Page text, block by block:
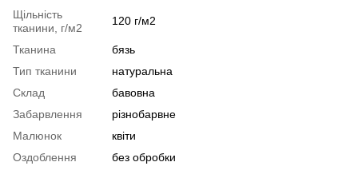
Щільність
тканини, г/м2
120 г/м2
Тканина
бязь
Тип тканини
натуральна
Склад
бавовна
Забарвлення
різнобарвне
Малюнок
квіти
Оздоблення
без обробки